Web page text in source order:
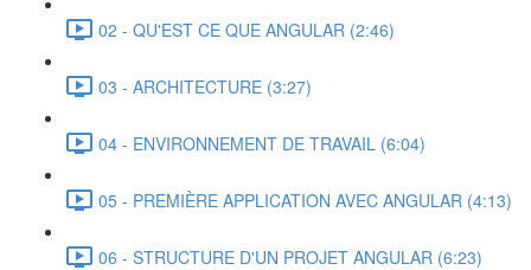
02 - QU'EST CE QUE ANGULAR (2:46)
03 - ARCHITECTURE (3:27)
04 - ENVIRONNEMENT DE TRAVAIL (6:04)
05 - PREMIÈRE APPLICATION AVEC ANGULAR (4:13)
06 - STRUCTURE D'UN PROJET ANGULAR (6:23)